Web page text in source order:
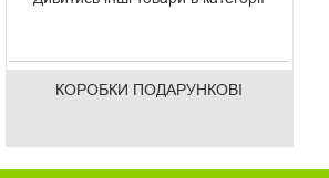
КОРОБКИ ПОДАРУНКОВІ